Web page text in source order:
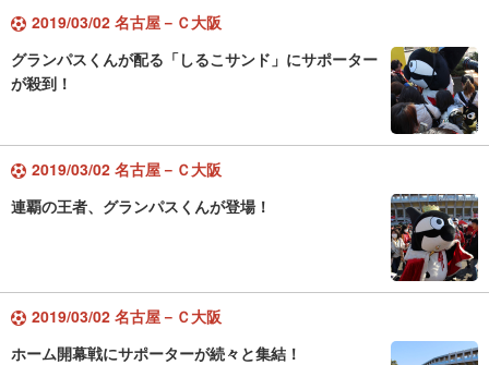
2019/03/02 名古屋－Ｃ大阪
グランパスくんが配る「しるこサンド」にサポーター
が殺到！
2019/03/02 名古屋－Ｃ大阪
連覇の王者、グランパスくんが登場！
2019/03/02 名古屋－Ｃ大阪
ホーム開幕戦にサポーターが続々と集結！